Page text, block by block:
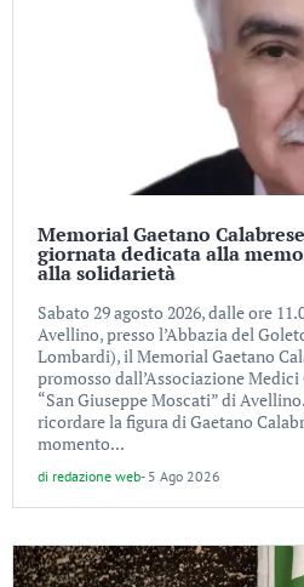
Memorial Gaetano
giornata dedicata alla
alla solidarietà
Sabato 29 agosto 2026, dalle ore
Avellino, presso l’Abbazia del
Lombardi), il Memorial Gaetano
promosso dall’Associazione
“San Giuseppe Moscati” di
ricordare la figura di Gaetano
momento...
di redazione web- 5 Ago 2026